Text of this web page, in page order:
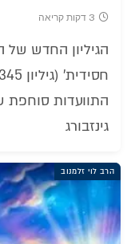
3 דקות קריאה
הגיליון החדש של
התוועדות סוחפת
גינזבורג
הרב לוי זלמנוב